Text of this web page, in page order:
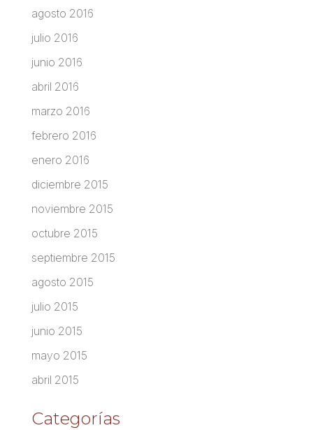
agosto 2016
julio 2016
junio 2016
abril 2016
marzo 2016
febrero 2016
enero 2016
diciembre 2015
noviembre 2015
octubre 2015
septiembre 2015
agosto 2015
julio 2015
junio 2015
mayo 2015
abril 2015
Categorías